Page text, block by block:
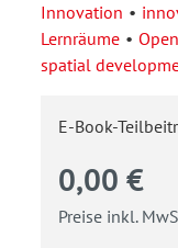
Innovation
Lernräume
spatial
E-Book-
0,00 €
Preise inkl.